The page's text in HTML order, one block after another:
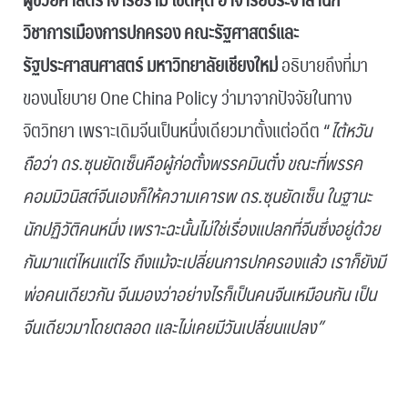
วิชาการเมืองการปกครอง คณะรัฐศาสตร์และ
รัฐประศาสนศาสตร์ มหาวิทยาลัยเชียงใหม่อธิบายถึงที่มา
ของนโยบาย One China Policy ว่ามาจากปัจจัยในทาง
จิตวิทยา เพราะเดิมจีนเป็นหนึ่งเดียวมาตั้งแต่อดีต “ไต้หวัน
ถือว่า ดร.ซุนยัดเซ็นคือผู้ก่อตั้งพรรคมินตั๋ง ขณะที่พรรค
คอมมิวนิสต์จีนเองก็ให้ความเคารพ ดร.ซุนยัดเซ็น ในฐานะ
นักปฏิวัติคนหนึ่ง เพราะฉะนั้นไม่ใช่เรื่องแปลกที่จีนซึ่งอยู่ด้วย
กันมาแต่ไหนแต่ไร ถึงแม้จะเปลี่ยนการปกครองแล้ว เราก็ยังมี
พ่อคนเดียวกัน จีนมองว่าอย่างไรก็เป็นคนจีนเหมือนกัน เป็น
จีนเดียวมาโดยตลอด และไม่เคยมีวันเปลี่ยนแปลง”